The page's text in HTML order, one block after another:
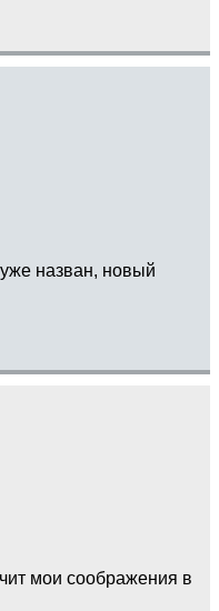
назван, новый
мои соображения в